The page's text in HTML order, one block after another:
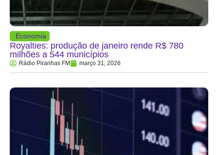
Economia
Royalties: produção de janeiro rende R$ 780
milhões a 544 municípios
Rádio Piranhas FM março 31, 2026